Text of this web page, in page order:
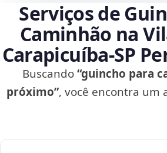
Serviços de
Caminhão na
Carapicuíba‑SP
Buscando“guincho para
próximo”, você encontra um